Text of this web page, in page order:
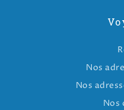
Nos
Nos
Nos